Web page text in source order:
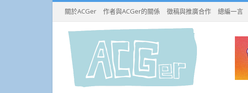
關於ACGer 作者與ACGer的關係 徵稿與推廣合作 總編一言